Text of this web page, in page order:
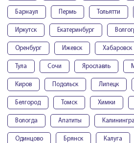
Барнаул Пермь Тольятти
Иркутск Екатеринбург
Оренбург Ижевск Хабаровск
Тула Сочи Ярославль
Киров Подольск Липецк
Белгород Томск Химки
Вологда Апатиты
Одинцово Брянск Калуга